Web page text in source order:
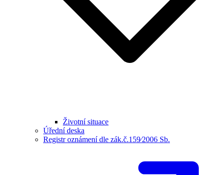
Životní situace
Úřední deska
Registr oznámení dle zák.č.159⁄2006 Sb.